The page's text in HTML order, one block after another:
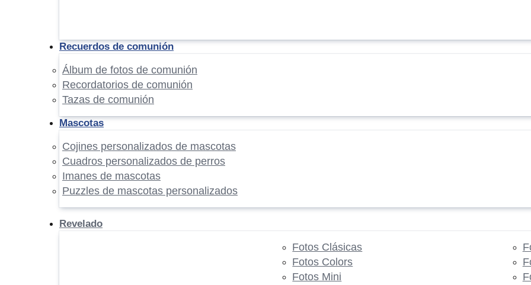
Recuerdos de comunión
Álbum de fotos de comunión
Recordatorios de comunión
Tazas de comunión
Mascotas
Cojines personalizados de mascotas
Cuadros personalizados de perros
Imanes de mascotas
Puzzles de mascotas personalizados
Revelado
Fotos Clásicas
Fotos Colors
Fotos Mini